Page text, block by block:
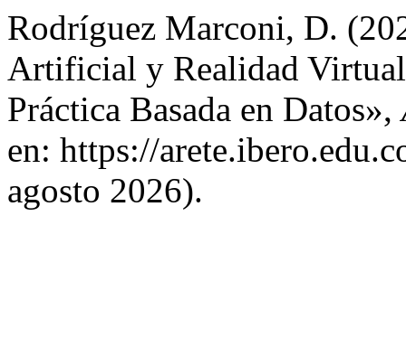
Rodríguez Marconi, D.
Artificial y Realidad
Práctica Basada en Datos»,
en: https://
agosto 2026).